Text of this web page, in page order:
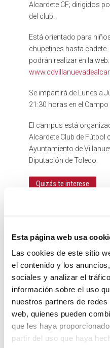
Esta página web usa
Las cookies de este sitio
el contenido y los
sociales y analizar el
información sobre el uso
nuestros partners de
web, quienes pueden
que les haya
partir del uso que haya
Alcardete CF; dirigidos
del club.
Está orientado para
chupetines hasta
podrán realizar en la web:
Se impartirá de Lunes a
21:30 horas en el Campo
El campus está
Alcardete Club de Fútbol
Ayuntamiento de
Diputación de Toledo.
Quizás te interese
DEPORTES
Torneos de Mus y
Consuelo 2026.
7 agosto, 2026